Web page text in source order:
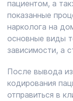
пациентом, а
показанные
нарколога на
основные виды
зависимости, а
После вывода
кодирования
отправиться в